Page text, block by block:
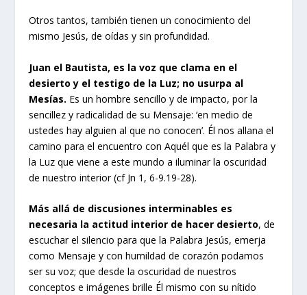
Otros tantos, también tienen un conocimiento del
mismo Jesús, de oídas y sin profundidad.
Juan el Bautista, es la voz que clama en el
desierto y el testigo de la Luz; no usurpa al
Mesías. Es un hombre sencillo y de impacto, por la
sencillez y radicalidad de su Mensaje: ‘en medio de
ustedes hay alguien al que no conocen’. Él nos allana el
camino para el encuentro con Aquél que es la Palabra y
la Luz que viene a este mundo a iluminar la oscuridad
de nuestro interior (cf Jn 1, 6-9.19-28).
Más allá de discusiones interminables es
necesaria la actitud interior de hacer desierto, de
escuchar el silencio para que la Palabra Jesús, emerja
como Mensaje y con humildad de corazón podamos
ser su voz; que desde la oscuridad de nuestros
conceptos e imágenes brille Él mismo con su nítido